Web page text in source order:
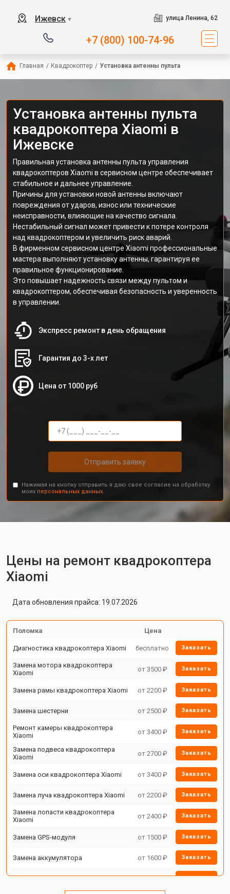
Ижевск ▼ улица Ленина, 62
+7 (800) 100-74-96
Главная / Квадрокоптер / Установка антенны пульта
Установка антенны пульта
квадрокоптера Xiaomi в
Ижевске
Правильная установка антенны пульта управления
квадрокоптеров Xiaomi в сервисном центре обеспечивает
стабильное и дальнее управление.
Причины для установки новой антенны включают
повреждения от ударов, износ или технические
неисправности, влияющие на качество сигнала.
Нестабильный сигнал может привести к потере контроля
над квадрокоптером и увеличить риск аварий.
В фирменном сервисном центре Xiaomi профессиональные
мастера выполняют установку антенны, гарантируя ее
правильное функционирование.
Это повышает надежность связи между пультом и
квадрокоптером, обеспечивая безопасность и уверенность
в управлении.
Экспресс ремонт в день обращения
Гарантия до 3-х лет
Цена от 1000 руб
Отправить заявку
Нажимая на кнопку отправить я даю свое согласие на обработку
моих персональных данных.
Цены на ремонт квадрокоптера
Xiaomi
Дата обновления прайса: 19.07.2026
Поломка Цена
Диагностика квадрокоптера Xiaomi бесплатно Заказать
Замена мотора квадрокоптера
Xiaomi
от 3500 ₽ Заказать
Замена рамы квадрокоптера Xiaomi от 2200 ₽ Заказать
Замена шестерни от 2500 ₽ Заказать
Ремонт камеры квадрокоптера
Xiaomi
от 3400 ₽ Заказать
Замена подвеса квадрокоптера
Xiaomi
от 2700 ₽ Заказать
Замена оси квадрокоптера Xiaomi от 3400 ₽ Заказать
Замена луча квадрокоптера Xiaomi от 2200 ₽ Заказать
Замена лопасти квадрокоптера
Xiaomi
от 2400 ₽ Заказать
Замена GPS-модуля от 1500 ₽ Заказать
Замена аккумулятора от 1600 ₽ Заказать
Настройка шифрования Wi-Fi от 1000 ₽ Заказать